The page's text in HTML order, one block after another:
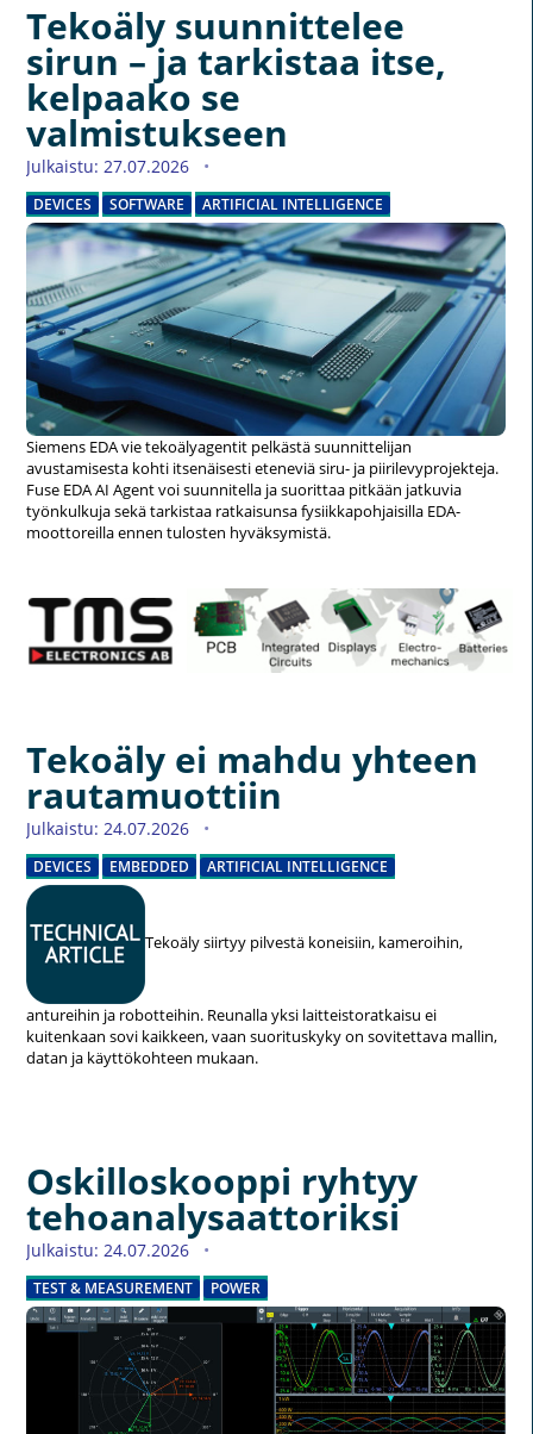
Tekoäly suunnittelee
sirun – ja tarkistaa itse,
kelpaako se
valmistukseen
Julkaistu: 27.07.2026
DEVICES SOFTWARE ARTIFICIAL INTELLIGENCE
Siemens EDA vie tekoälyagentit pelkästä suunnittelijan
avustamisesta kohti itsenäisesti eteneviä siru- ja piirilevyprojekteja.
Fuse EDA AI Agent voi suunnitella ja suorittaa pitkään jatkuvia
työnkulkuja sekä tarkistaa ratkaisunsa fysiikkapohjaisilla EDA-
moottoreilla ennen tulosten hyväksymistä.
Tekoäly ei mahdu yhteen
rautamuottiin
Julkaistu: 24.07.2026
DEVICES EMBEDDED ARTIFICIAL INTELLIGENCE
Tekoäly siirtyy pilvestä koneisiin, kameroihin,
antureihin ja robotteihin. Reunalla yksi laitteistoratkaisu ei
kuitenkaan sovi kaikkeen, vaan suorituskyky on sovitettava mallin,
datan ja käyttökohteen mukaan.
Oskilloskooppi ryhtyy
tehoanalysaattoriksi
Julkaistu: 24.07.2026
TEST & MEASUREMENT POWER